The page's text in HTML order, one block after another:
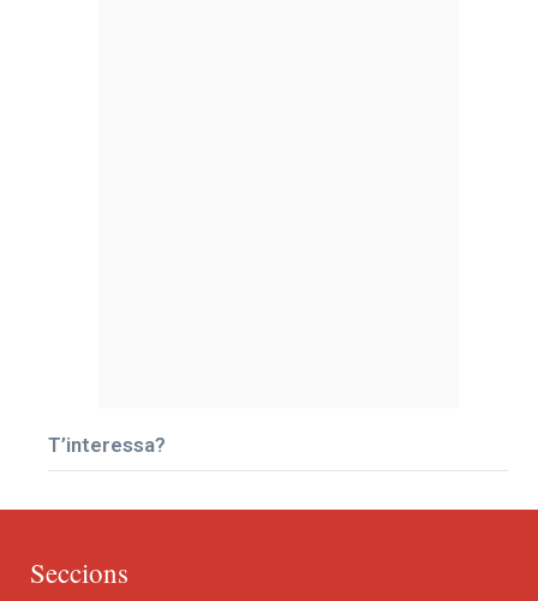
T’interessa?
Seccions